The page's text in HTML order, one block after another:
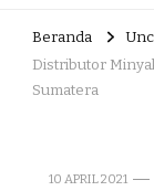
Beranda
Distributor
Sumatera
10 APRIL 2021